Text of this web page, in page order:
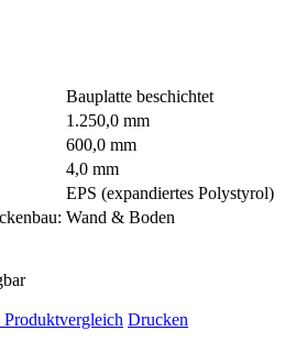
Bauplatte beschichtet
1.250,0 mm
600,0 mm
4,0 mm
EPS (expandiertes Polystyrol)
Wand & Boden
Produktvergleich Drucken